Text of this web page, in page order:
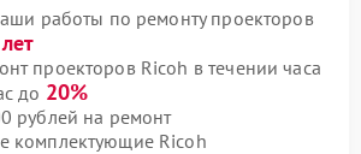
работы по ремонту проекторов
проекторов Ricoh в течении часа
до 20%
рублей на ремонт
комплектующие Ricoh